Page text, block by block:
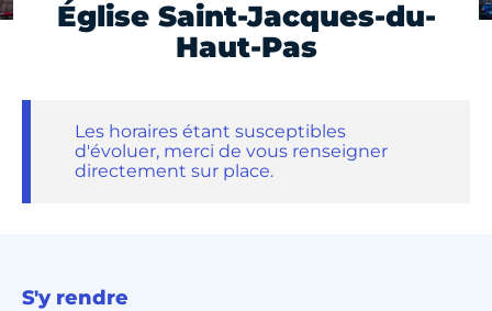
Église Saint-Jacques-du-
Haut-Pas
Les horaires étant susceptibles
d'évoluer, merci de vous renseigner
directement sur place.
S'y rendre